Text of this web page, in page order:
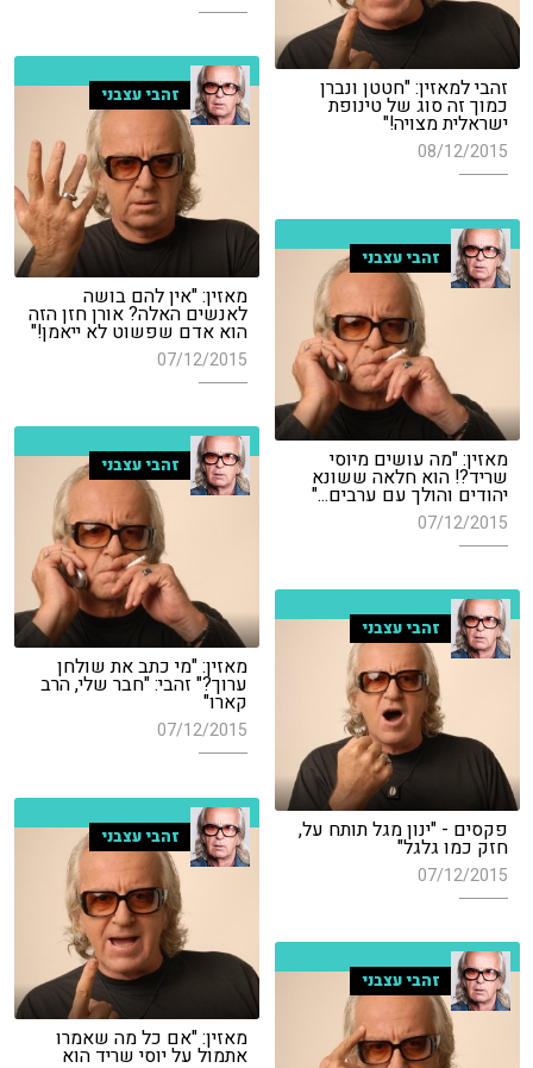
זהבי למאזין: "חטטן ונברן
כמוך זה סוג של טינופת
ישראלית מצויה!"
08/12/2015
זהבי עצבני
מאזין: "אין להם בושה
לאנשים האלה? אורן חזן הזה
הוא אדם שפשוט לא ייאמן!"
07/12/2015
זהבי עצבני
מאזין: "מה עושים מיוסי
שריד?! הוא חלאה ששונא
יהודים והולך עם ערבים..."
07/12/2015
זהבי עצבני
מאזין: "מי כתב את שולחן
ערוך?" זהבי: "חבר שלי, הרב
קארו"
07/12/2015
זהבי עצבני
פקסים - "ינון מגל תותח על,
חזק כמו גלגל"
07/12/2015
זהבי עצבני
מאזין: "אם כל מה שאמרו
אתמול על יוסי שריד הוא
זהבי עצבני